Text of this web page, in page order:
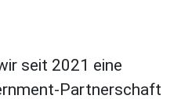
seit 2021 eine
Partnerschaft